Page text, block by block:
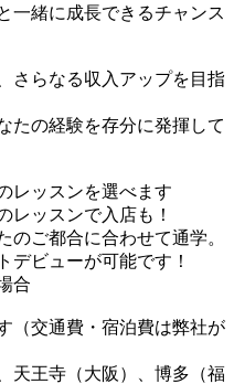
一緒に成長できるチャンス
さらなる収入アップを目指
たの経験を存分に発揮して
レッスンを選べます
ッスンで入店も！
のご都合に合わせて通学。
デビューが可能です！
合
（交通費・宿泊費は弊社が
天王寺（大阪）、博多（福